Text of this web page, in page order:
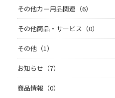
その他カー用品関連（6）
その他商品・サービス（0）
その他（1）
お知らせ（7）
商品情報（0）